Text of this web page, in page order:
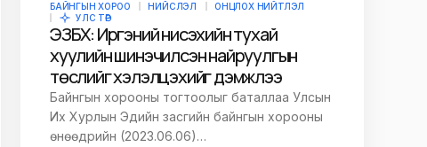
БАЙНГЫН ХОРОО НИЙСЛЭЛ
ОНЦЛОХ НИЙТЛЭЛ
УЛС ТӨР
ЭЗБХ: Иргэний нисэхийн тухай
хуулийн шинэчилсэн найруулгын
төслийг хэлэлцэхийг дэмжлээ
Байнгын хорооны тогтоолыг баталлаа Улсын
Их Хурлын Эдийн засгийн байнгын хорооны
өнөөдрийн (2023.06.06)…